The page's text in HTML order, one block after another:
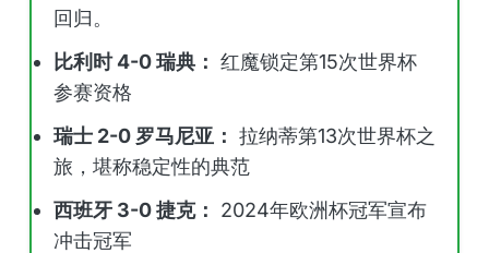
回归。
比利时 4-0 瑞典： 红魔锁定第15次世界杯
参赛资格
瑞士 2-0 罗马尼亚： 拉纳蒂第13次世界杯之
旅，堪称稳定性的典范
西班牙 3-0 捷克：
2024年欧洲杯冠军宣布
冲击冠军